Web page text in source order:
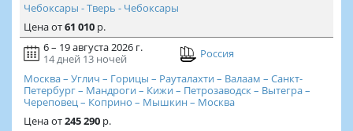
Чебоксары - Тверь - Чебоксары
Ценаот61 010р.
6 – 19 августа 2026 г.
14 дней 13 ночей
Россия
Москва – Углич – Горицы – Рауталахти – Валаам – Санкт-
Петербург – Мандроги – Кижи – Петрозаводск – Вытегра –
Череповец – Коприно – Мышкин – Москва
Ценаот245 290р.